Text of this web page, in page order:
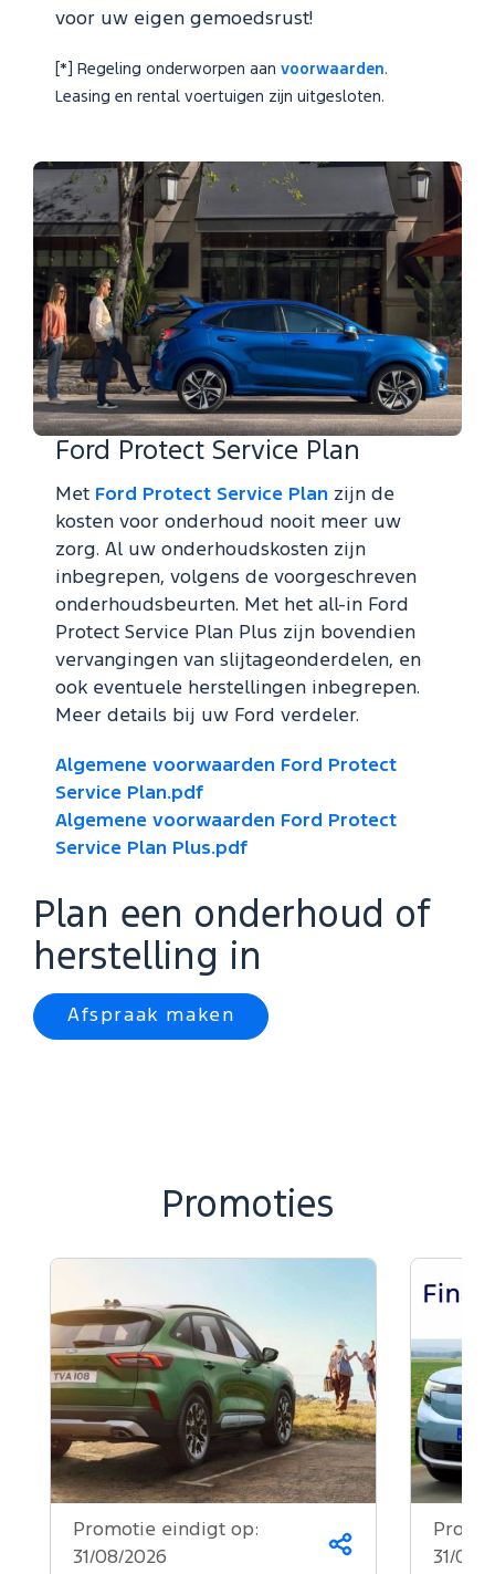
voor uw eigen gemoedsrust!
[*] Regeling onderworpen aan voorwaarden.
Leasing en rental voertuigen zijn uitgesloten.
Ford Protect Service Plan
Met Ford Protect Service Plan zijn de
kosten voor onderhoud nooit meer uw
zorg. Al uw onderhoudskosten zijn
inbegrepen, volgens de voorgeschreven
onderhoudsbeurten. Met het all-in Ford
Protect Service Plan Plus zijn bovendien
vervangingen van slijtageonderdelen, en
ook eventuele herstellingen inbegrepen.
Meer details bij uw Ford verdeler.
Algemene voorwaarden Ford Protect
Service Plan.pdf
Algemene voorwaarden Ford Protect
Service Plan Plus.pdf
Plan een onderhoud of
herstelling in
Afspraak maken
Promoties
Deel
Promotie eindigt op:
31/08/2026
31/08/